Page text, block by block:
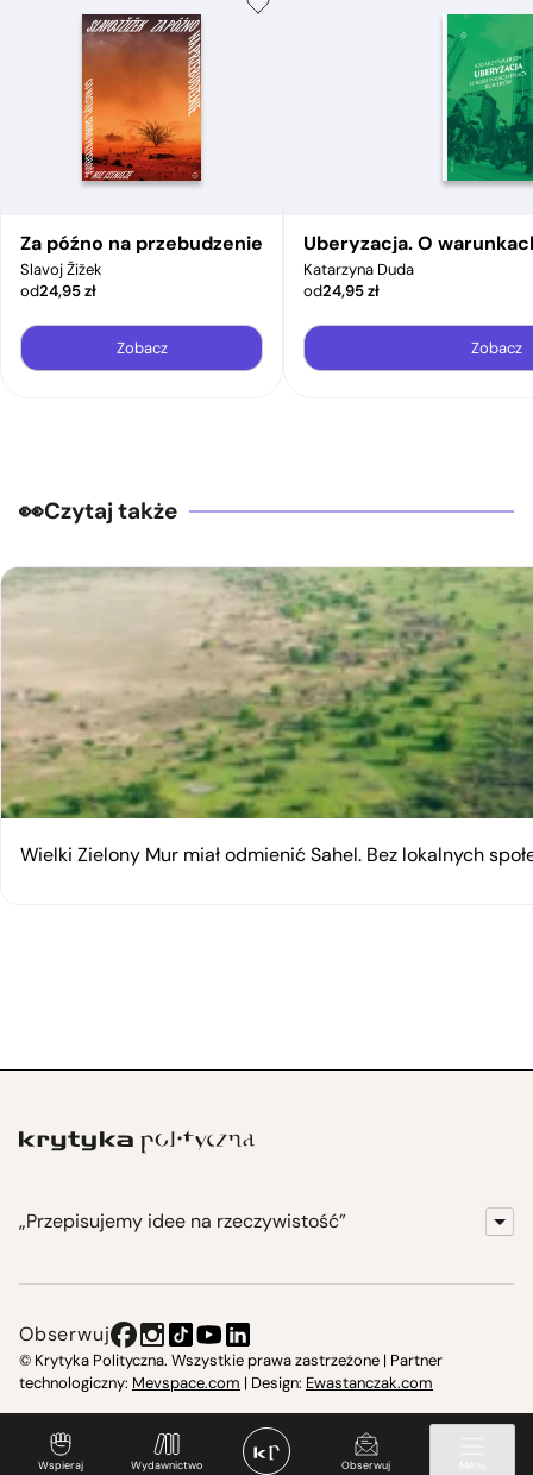
Wspieraj Wydawnictwo Obserwuj
Za późno na przebudzenie
Slavoj Žižek
od24,95zł
Zobacz
Uberyzacja. O
Katarzyna Duda
od24,95zł
Zobacz
Czytaj także
Wielki Zielony Mur miał odmienić Sahel. Bez lokalnych
„Przepisujemy idee na rzeczywistość”
Instytut Krytyki Politycznej
Świetlica w Cieszynie
Obserwuj
© Krytyka Polityczna. Wszystkie prawa zastrzeżone | Partner
technologiczny: Mevspace.com | Design: Ewastanczak.com